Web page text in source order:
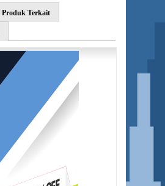
Produk Terkait